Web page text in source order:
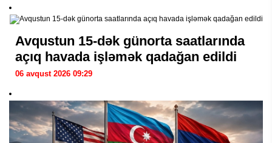
Avqustun 15-dək günorta saatlarında
açıq havada işləmək qadağan edildi
06 avqust 2026 09:29